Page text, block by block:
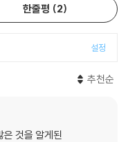
, 페르난도 보테로의 작품을
보면 언젠가 아름다움의 나
약속하는 『라틴아메리카
한줄평 2
설정
추천순
은 것을 알게된